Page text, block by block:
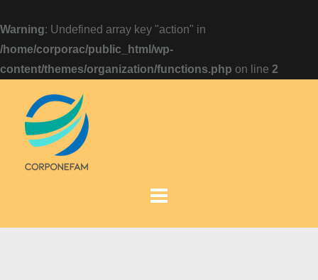
Warning: Undefined array key "action" in
/home/corporac/public_html/wp-
content/themes/organization/functions.php on line 2